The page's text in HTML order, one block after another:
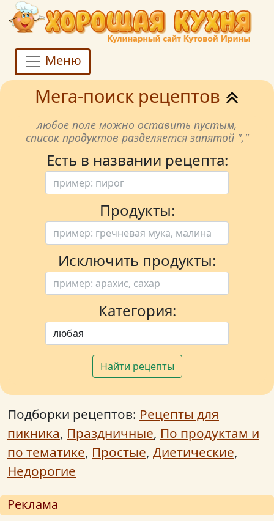
Меню
Мега-поиск рецептов
любое поле можно оставить пустым,
список продуктов разделяется запятой ","
Есть в названии рецепта:
Продукты:
Исключить продукты:
Категория:
Найти рецепты
Подборки рецептов: Рецепты для
пикника, Праздничные, По продуктам и
по тематике, Простые, Диетические,
Недорогие
Реклама